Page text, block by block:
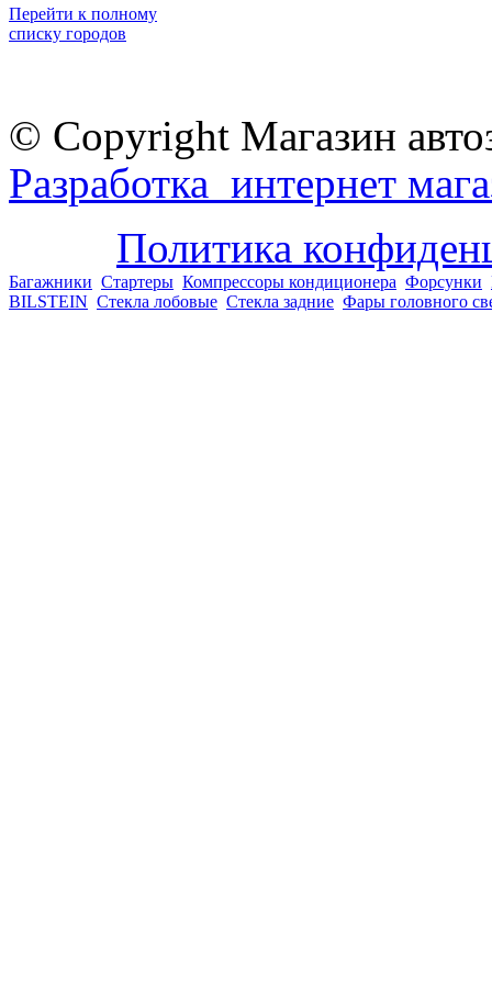
Перейти к полному
списку городов
© Copyright Магазин
Разработка интернет
Политика
Багажники Стартеры Компрессоры кондиционера Форсунки
BILSTEIN Стекла лобовые Стекла задние Фары головного